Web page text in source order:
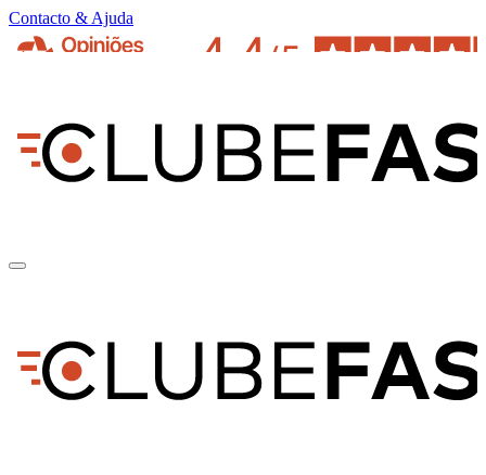
Contacto & Ajuda